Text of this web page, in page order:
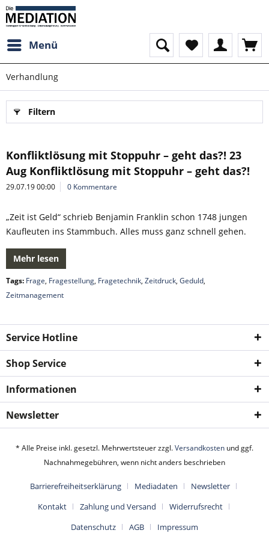
Menü
Verhandlung
Filtern
Konfliktlösung mit Stoppuhr – geht das?! 23
Aug Konfliktlösung mit Stoppuhr – geht das?!
29.07.19 00:00 0 Kommentare
„Zeit ist Geld“ schrieb Benjamin Franklin schon 1748 jungen
Kaufleuten ins Stammbuch. Alles muss ganz schnell gehen.
Mehr lesen
Tags: Frage, Fragestellung, Fragetechnik, Zeitdruck, Geduld,
Zeitmanagement
Service Hotline
Shop Service
Informationen
Newsletter
* Alle Preise inkl. gesetzl. Mehrwertsteuer zzgl.Versandkosten und ggf.
Nachnahmegebühren, wenn nicht anders beschrieben
Barrierefreiheitserklärung Mediadaten
Newsletter
Kontakt
Zahlung und Versand
Widerrufsrecht
Datenschutz
AGB
Impressum